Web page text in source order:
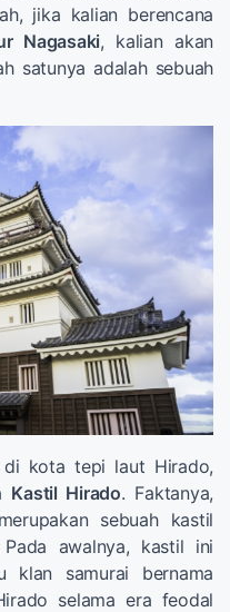
jika kalian berencana
Nagasaki, kalian akan
satunya adalah sebuah
kota tepi laut Hirado,
Kastil Hirado. Faktanya,
sebuah kastil
awalnya, kastil ini
klan samurai bernama
selama era feodal